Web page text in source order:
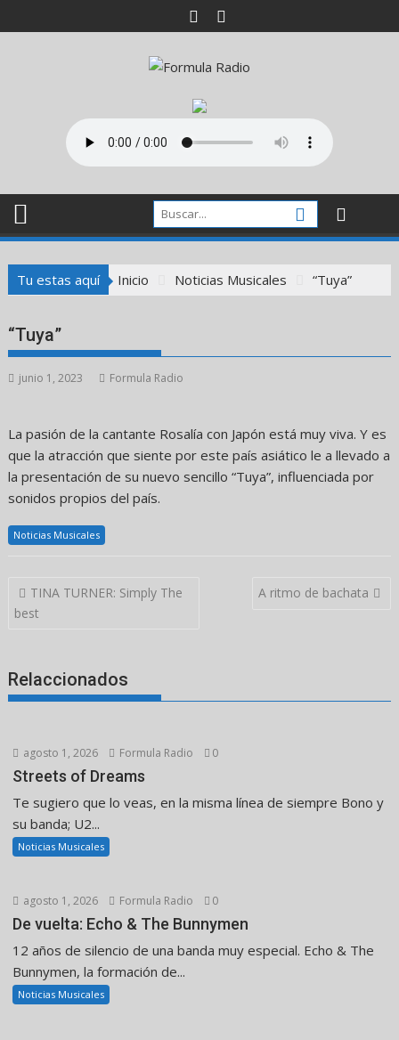
al
Tu estas aquí Inicio Noticias Musicales “Tuya”
“Tuya”
junio 1, 2023 Formula Radio
La pasión de la cantante Rosalía con Japón está muy viva. Y es
que la atracción que siente por este país asiático le a llevado a
la presentación de su nuevo sencillo “Tuya”, influenciada por
sonidos propios del país.
Noticias Musicales
Navegación
de
TINA TURNER: Simply The
best
A ritmo de bachata
Relaccionados
agosto 1, 2026 Formula Radio 0
Streets of Dreams
Te sugiero que lo veas, en la misma línea de siempre Bono y
su banda; U2...
Noticias Musicales
agosto 1, 2026 Formula Radio 0
De vuelta: Echo & The Bunnymen
12 años de silencio de una banda muy especial. Echo & The
Bunnymen, la formación de...
Noticias Musicales